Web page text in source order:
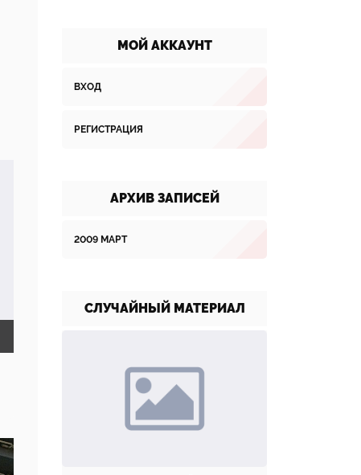
МОЙ АККАУНТ
ВХОД
РЕГИСТРАЦИЯ
АРХИВ ЗАПИСЕЙ
2009 МАРТ
СЛУЧАЙНЫЙ МАТЕРИАЛ